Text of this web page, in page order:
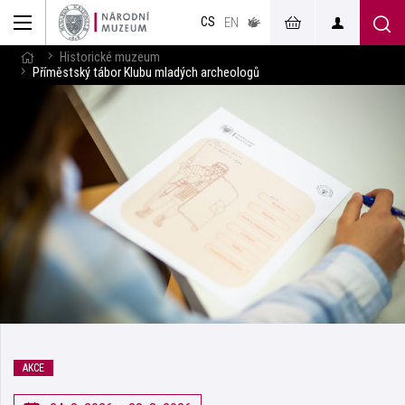
CS EN
v českém
jazyce
Historické muzeum
Příměstský tábor Klubu mladých archeologů
AKCE